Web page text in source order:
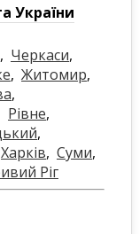
України
, Черкаси,
, Житомир,
,
Рівне,
,
Харків, Суми,
Ріг